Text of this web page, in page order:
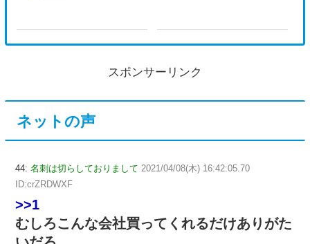
スポンサーリンク
ネットの声
44: 名刺は切らしておりまして 2021/04/08(木) 16:42:05.70
ID:crZRDWXF
>>1
むしろこんな会社買ってくれるだけありがた